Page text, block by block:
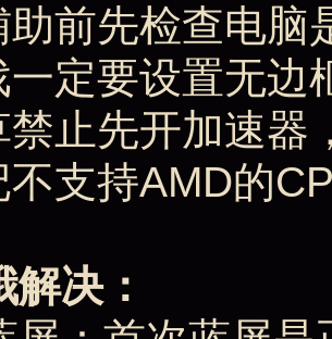
助前先检查电脑
一定要设置无边
禁止先开加速器
不支持AMD的
解决：